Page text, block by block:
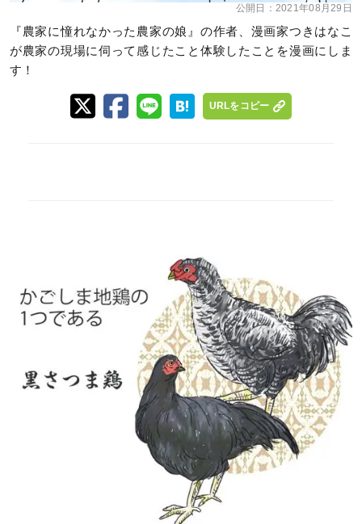
公開日： 2021年08月29日
『農家に憧れなかった農家の娘』の作者、漫画家つきはなこ
が農家の現場に伺って感じたこと体験したことを漫画にしま
す！
URLをコピー